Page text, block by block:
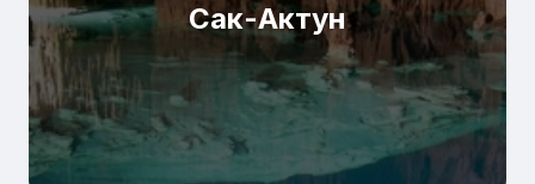
Сак-Актун